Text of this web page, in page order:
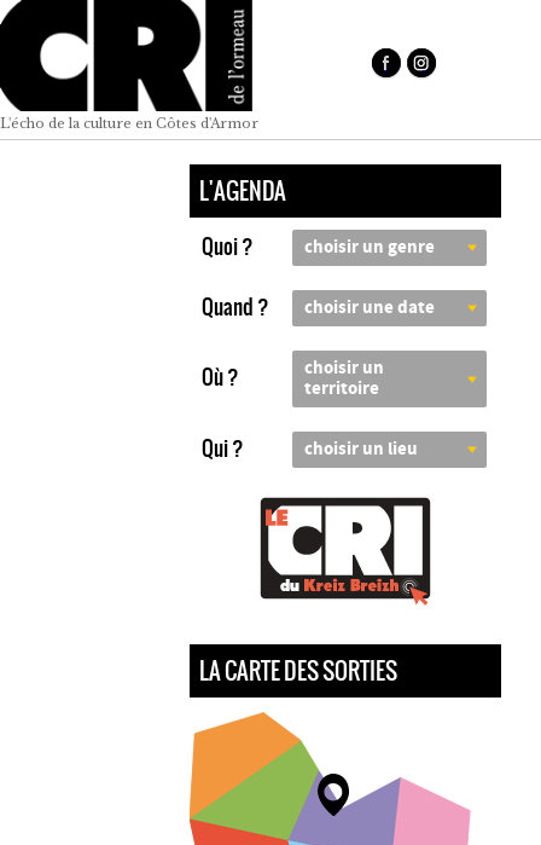
L'écho de la culture en Côtes d'Armor
L'AGENDA
Quoi ? choisir un genre
Quand ? choisir une date
Où ?
choisir un
territoire
Qui ? choisir un lieu
LA CARTE DES SORTIES